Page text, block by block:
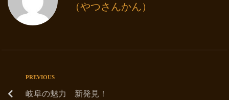
（やつさんかん）
PREVIOUS
岐阜の魅力 新発見！